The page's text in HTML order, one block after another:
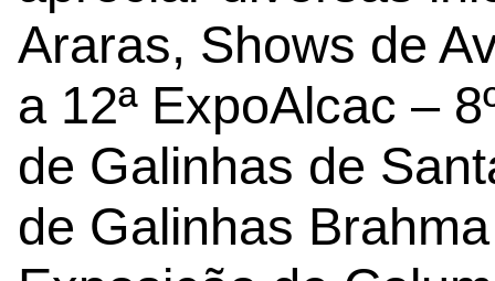
Araras, Shows de
a 12ª ExpoAlcac –
de Galinhas de
de Galinhas